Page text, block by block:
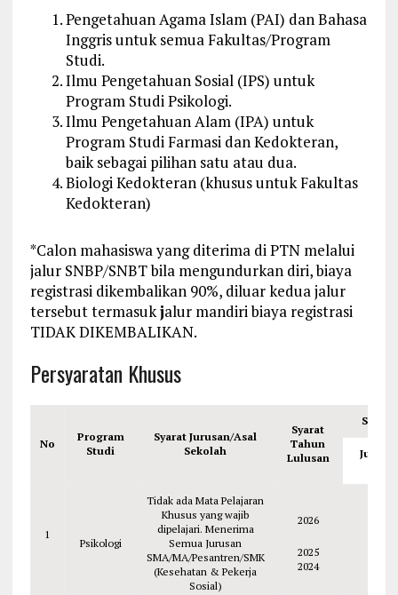
Pengetahuan Agama Islam (PAI) dan Bahasa
Inggris untuk semua Fakultas/Program
Studi.
Ilmu Pengetahuan Sosial (IPS) untuk
Program Studi Psikologi.
Ilmu Pengetahuan Alam (IPA) untuk
Program Studi Farmasi dan Kedokteran,
baik sebagai pilihan satu atau dua.
Biologi Kedokteran (khusus untuk Fakultas
Kedokteran)
*Calon mahasiswa yang diterima di PTN melalui
jalur SNBP/SNBT bila mengundurkan diri, biaya
registrasi dikembalikan 90%, diluar kedua jalur
tersebut termasukjalur mandiri biaya registrasi
TIDAK DIKEMBALIKAN.
Persyaratan Khusus
No
Program
Studi
Syarat Jurusan/Asal
Sekolah
Syarat
Tahun
Lulusan
Sem. 1
Jumlah
1
Psikologi
Tidak ada Mata Pelajaran
Khusus yang wajib
dipelajari. Menerima
Semua Jurusan
SMA/MA/Pesantren/SMK
(Kesehatan & Pekerja
Sosial)
2026
2025
2024